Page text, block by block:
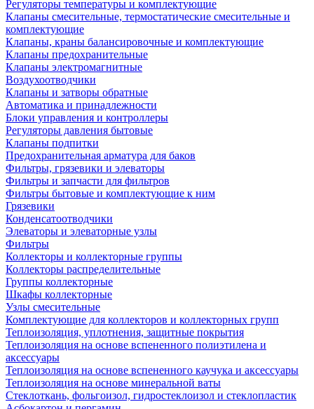
Регуляторы температуры и комплектующие
Клапаны смесительные, термостатические смесительные и
комплектующие
Клапаны, краны балансировочные и комплектующие
Клапаны предохранительные
Клапаны электромагнитные
Воздухоотводчики
Клапаны и затворы обратные
Автоматика и принадлежности
Блоки управления и контроллеры
Регуляторы давления бытовые
Клапаны подпитки
Предохранительная арматура для баков
Фильтры, грязевики и элеваторы
Фильтры и запчасти для фильтров
Фильтры бытовые и комплектующие к ним
Грязевики
Конденсатоотводчики
Элеваторы и элеваторные узлы
Фильтры
Коллекторы и коллекторные группы
Коллекторы распределительные
Группы коллекторные
Шкафы коллекторные
Узлы смесительные
Комплектующие для коллекторов и коллекторных групп
Теплоизоляция, уплотнения, защитные покрытия
Теплоизоляция на основе вспененного полиэтилена и
аксессуары
Теплоизоляция на основе вспененного каучука и аксессуары
Теплоизоляция на основе минеральной ваты
Стеклоткань, фольгоизол, гидростеклоизол и стеклопластик